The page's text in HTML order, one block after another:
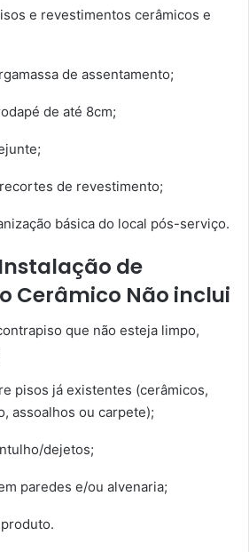
e revestimentos cerâmicos e
de assentamento;
de até 8cm;
de revestimento;
básica do local pós-serviço.
de
Cerâmico Não inclui
que não esteja limpo,
pisos já existentes (cerâmicos,
assoalhos ou carpete);
dejetos;
paredes e/ou alvenaria;